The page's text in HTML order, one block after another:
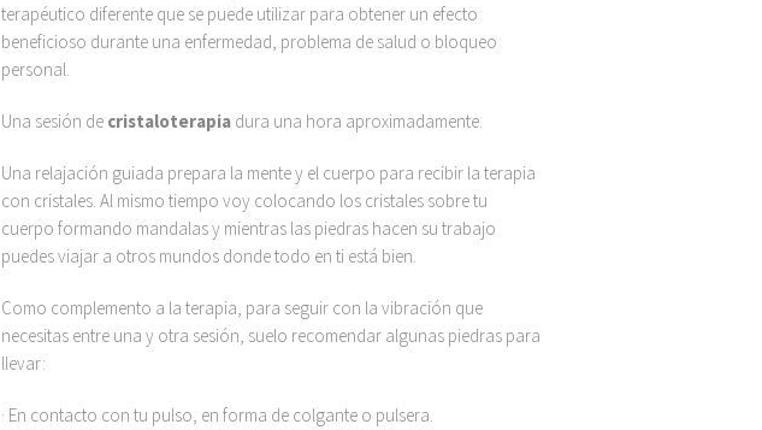
terapéutico diferente que se puede utilizar para obtener un efecto
beneficioso durante una enfermedad, problema de salud o bloqueo
personal.
Una sesión de cristaloterapiadura una hora aproximadamente.
Una relajación guiada prepara la mente y el cuerpo para recibir la terapia
con cristales. Al mismo tiempo voy colocando los cristales sobre tu
cuerpo formando mandalas y mientras las piedras hacen su trabajo
puedes viajar a otros mundos donde todo en ti está bien.
Como complemento a la terapia, para seguir con la vibración que
necesitas entre una y otra sesión, suelo recomendar algunas piedras para
llevar:
· En contacto con tu pulso, en forma de colgante o pulsera.